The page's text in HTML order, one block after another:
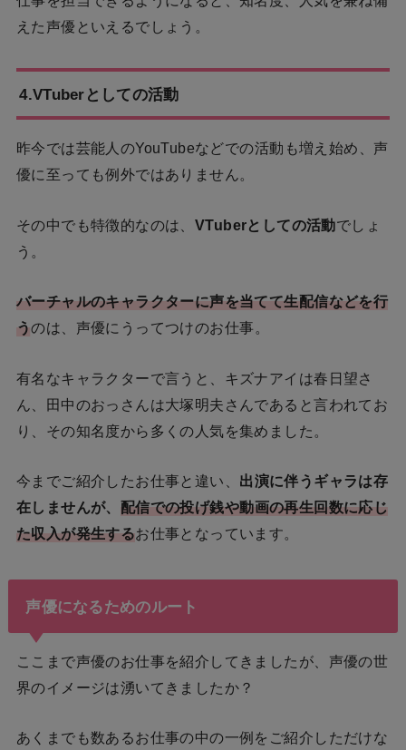
えた声優といえるでしょう。
4.VTuberとしての活動
昨今では芸能人のYouTubeなどでの活動も増え始め、声
優に至っても例外ではありません。
その中でも特徴的なのは、 VTuberとしての活動でしょ
う。
バーチャルのキャラクターに声を当てて生配信などを行
うのは、声優にうってつけのお仕事。
有名なキャラクターで言うと、キズナアイは春日望さ
ん、田中のおっさんは大塚明夫さんであると言われてお
り、その知名度から多くの人気を集めました。
今までご紹介したお仕事と違い、 出演に伴うギャラは存
在しませんが、 配信での投げ銭や動画の再生回数に応じ
た収入が発生するお仕事となっています。
声優になるためのルート
ここまで声優のお仕事を紹介してきましたが、声優の世
界のイメージは湧いてきましたか？
あくまでも数あるお仕事の中の一例をご紹介しただけな